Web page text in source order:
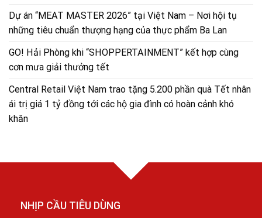
Dự án “MEAT MASTER 2026” tại Việt Nam – Nơi hội tụ
những tiêu chuẩn thượng hạng của thực phẩm Ba Lan
GO! Hải Phòng khi “SHOPPERTAINMENT” kết hợp cùng
cơn mưa giải thưởng tết
Central Retail Việt Nam trao tặng 5.200 phần quà Tết nhân
ái trị giá 1 tỷ đồng tới các hộ gia đình có hoàn cảnh khó
khăn
NHỊP CẦU TIÊU DÙNG